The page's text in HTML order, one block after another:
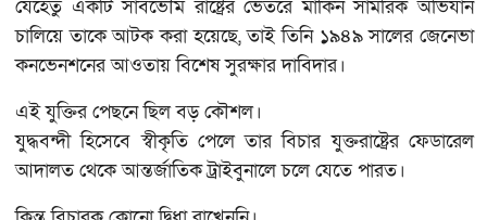
যেহেতু একটি সার্বভৌম রাষ্ট্রের ভেতরে মার্কিন সামরিক অভিযান
চালিয়ে তাকে আটক করা হয়েছে, তাই তিনি ১৯৪৯ সালের জেনেভা
কনভেনশনের আওতায় বিশেষ সুরক্ষার দাবিদার।
এই যুক্তির পেছনে ছিল বড় কৌশল।
যুদ্ধবন্দী হিসেবে স্বীকৃতি পেলে তার বিচার যুক্তরাষ্ট্রের ফেডারেল
আদালত থেকে আন্তর্জাতিক ট্রাইবুনালে চলে যেতে পারত।